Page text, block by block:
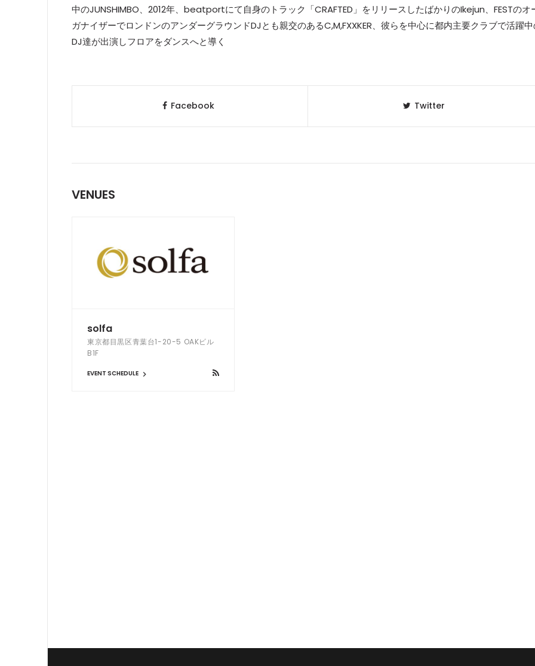
中のJUNSHIMBO、2012年、beatportにて自身のトラック「CRAFTED」をリリースしたばかりのIkejun、FESTのオ
ガナイザーでロンドンのアンダーグラウンドDJとも親交のあるC,M,FXXKER、彼らを中心に都内主要クラブで活躍
DJ達が出演しフロアをダンスへと導く
Facebook Twitter
VENUES
solfa
東京都目黒区青葉台1-20-5 OAKビル
B1F
EVENT SCHEDULE